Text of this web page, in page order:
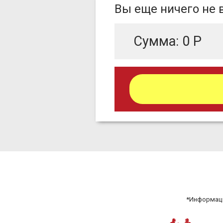
Вы еще ничего не
Сумма: 0 Р